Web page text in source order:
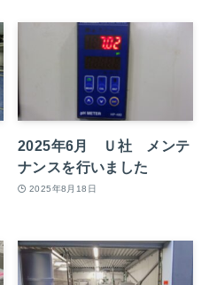
2025年6月 Ｕ社 メンテ
ナンスを行いました
2025年8月18日